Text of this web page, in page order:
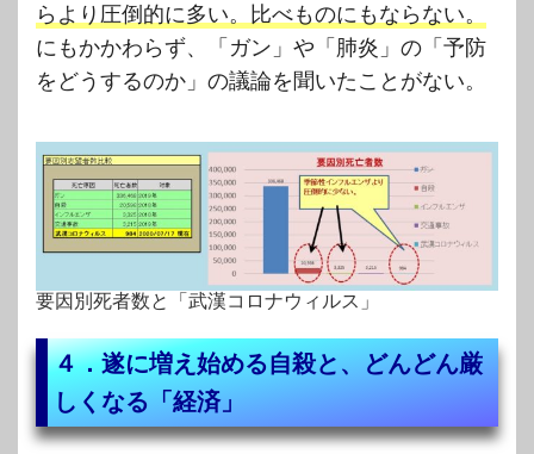
らより圧倒的に多い。比べものにもならない。
にもかかわらず、「ガン」や「肺炎」の「予防
をどうするのか」の議論を聞いたことがない。
要因別死者数と「武漢コロナウィルス」
４．遂に増え始める自殺と、どんどん厳
しくなる「経済」